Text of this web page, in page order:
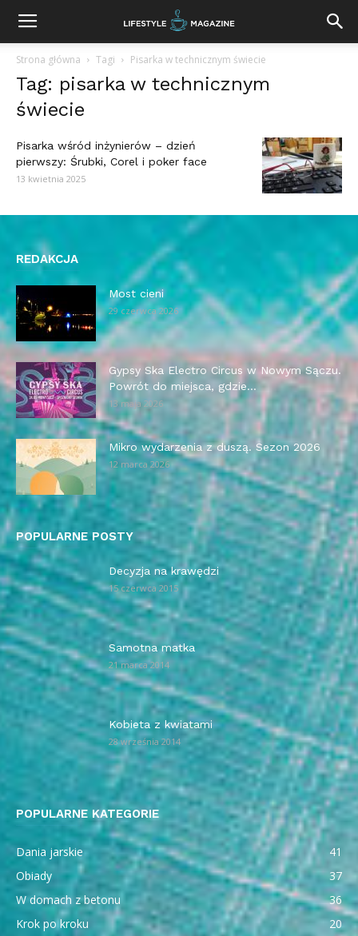
Strona główna Tagi Pisarka w technicznym świecie
Tag: pisarka w technicznym
świecie
Pisarka wśród inżynierów – dzień
pierwszy: Śrubki, Corel i poker face
13 kwietnia 2025
REDAKCJA
Most cieni
29 czerwca 2026
Gypsy Ska Electro Circus w Nowym Sączu.
Powrót do miejsca, gdzie...
13 maja 2026
Mikro wydarzenia z duszą. Sezon 2026
12 marca 2026
POPULARNE POSTY
Decyzja na krawędzi
15 czerwca 2015
Samotna matka
21 marca 2014
Kobieta z kwiatami
28 września 2014
POPULARNE KATEGORIE
Dania jarskie
41
Obiady
37
W domach z betonu
36
Krok po kroku
20